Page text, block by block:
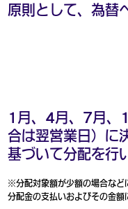
原則として、為替
1月、4月、7月、
合は翌営業日）に
基づいて分配を行
※分配対象額が少額の場合など
分配金の支払いおよびその金額